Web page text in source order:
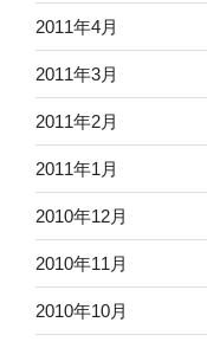
2011年4月
2011年3月
2011年2月
2011年1月
2010年12月
2010年11月
2010年10月